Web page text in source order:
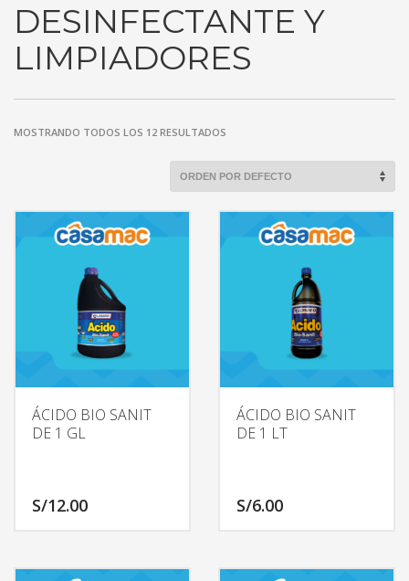
DESINFECTANTE Y
LIMPIADORES
MOSTRANDO TODOS LOS 12 RESULTADOS
ÁCIDO BIO SANIT
DE 1 GL
S/12.00
ÁCIDO BIO SANIT
DE 1 LT
S/6.00